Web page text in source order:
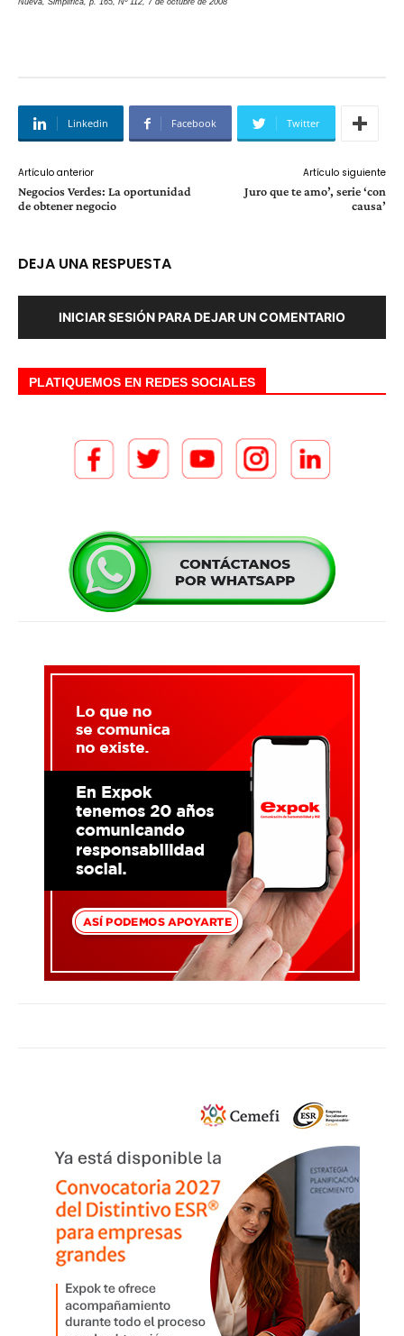
Nueva, Simplifica, p. 165, Nº 112, 7 de octubre de 2008
Linkedin Facebook Twitter
Artículo anterior
Negocios Verdes: La oportunidad
de obtener negocio
Artículo siguiente
Juro que te amo’, serie ‘con
causa’
DEJA UNA RESPUESTA
INICIAR SESIÓN PARA DEJAR UN COMENTARIO
PLATIQUEMOS EN REDES SOCIALES